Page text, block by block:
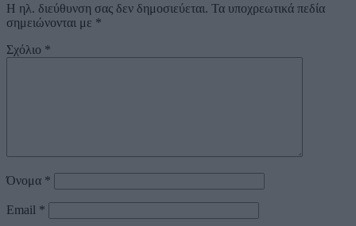
Η ηλ. διεύθυνση σας δεν δημοσιεύεται. Τα υποχρεωτικά πεδία
σημειώνονται με *
Σχόλιο *
Όνομα *
Email *